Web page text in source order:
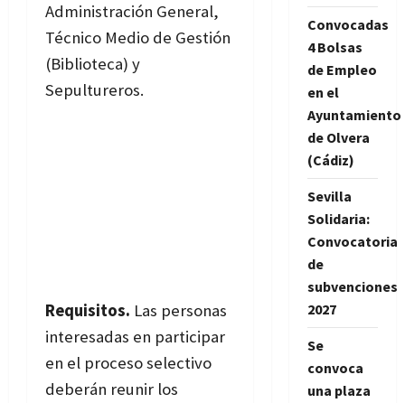
Administración General,
Técnico Medio de Gestión
(Biblioteca) y
Sepultureros.
Requisitos. Las personas
interesadas en participar
en el proceso selectivo
deberán reunir los
Convocadas
4 Bolsas
de Empleo
en el
Ayuntamiento
de Olvera
(Cádiz)
Sevilla
Solidaria:
Convocatoria
de
subvenciones
2027
Se
convoca
una plaza